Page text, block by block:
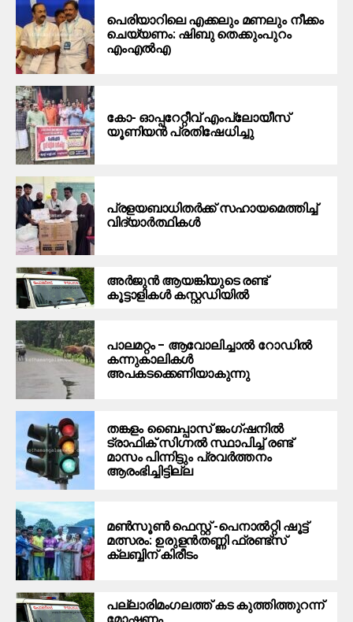
പെരിയാറിലെ എക്കലും മണലും നീക്കം
ചെയ്യണം: ഷിബു തെക്കുംപുറം
എംഎൽഎ
കോ- ഓപ്പറേറ്റീവ് എംപ്ലോയീസ്
യൂണിയൻ പ്രതിഷേധിച്ചു
പ്രളയബാധിതർക്ക് സഹായമെത്തിച്ച്
വിദ്യാർത്ഥികൾ
അർജുൻ ആയങ്കിയുടെ രണ്ട്
കൂട്ടാളികൾ കസ്റ്റഡിയിൽ
പാലമറ്റം – ആവോലിച്ചാൽ റോഡിൽ
കന്നുകാലികൾ
അപകടക്കെണിയാകുന്നു
തങ്കളം ബൈപ്പാസ് ജംഗ്ഷനിൽ
ട്രാഫിക് സിഗ്നല്‍ സ്ഥാപിച്ച് രണ്ട്
മാസം പിന്നിട്ടും പ്രവർത്തനം
ആരംഭിച്ചിട്ടില്ല
മൺസൂൺ ഫെസ്റ്റ് -പെനാൽറ്റി ഷൂട്ട്
മത്സരം: ഉരുളൻതണ്ണി ഫ്രണ്ട്സ്
ക്ലബ്ബിന് കിരീടം
പ​ല്ലാ​രി​മം​ഗ​ല​ത്ത് ക​ട കു​ത്തി​ത്തുറ​ന്ന്